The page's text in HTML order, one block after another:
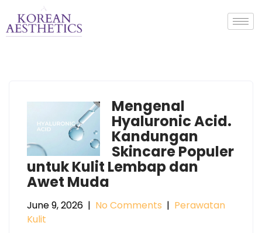
Mengenal
Hyaluronic Acid.
Kandungan
Skincare Populer
untuk Kulit Lembap dan
Awet Muda
June 9, 2026 | No Comments | Perawatan
Kulit